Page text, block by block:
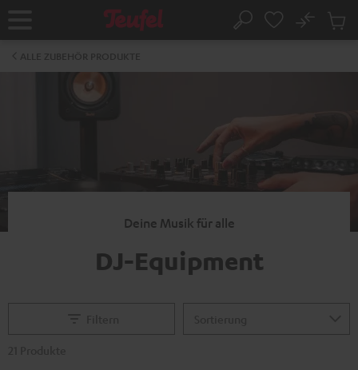
Startseite Suche
No
Deine Musik für alle
DJ-Equipment